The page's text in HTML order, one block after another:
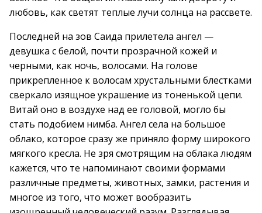
любовь, как светят теплые лучи солнца на рассвете.
Последней на зов Саида прилетела ангел —
девушка с белой, почти прозрачной кожей и
черными, как ночь, волосами. На голове
прикрепленное к волосам хрустальными блестками
сверкало изящное украшение из тоненькой цепи.
Витай оно в воздухе над ее головой, могло бы
стать подобием нимба. Ангел села на большое
облако, которое сразу же приняло форму широкого
мягкого кресла. Не зря смотрящим на облака людям
кажется, что те напоминают своими формами
различные предметы, животных, замки, растения и
многое из того, что может вообразить